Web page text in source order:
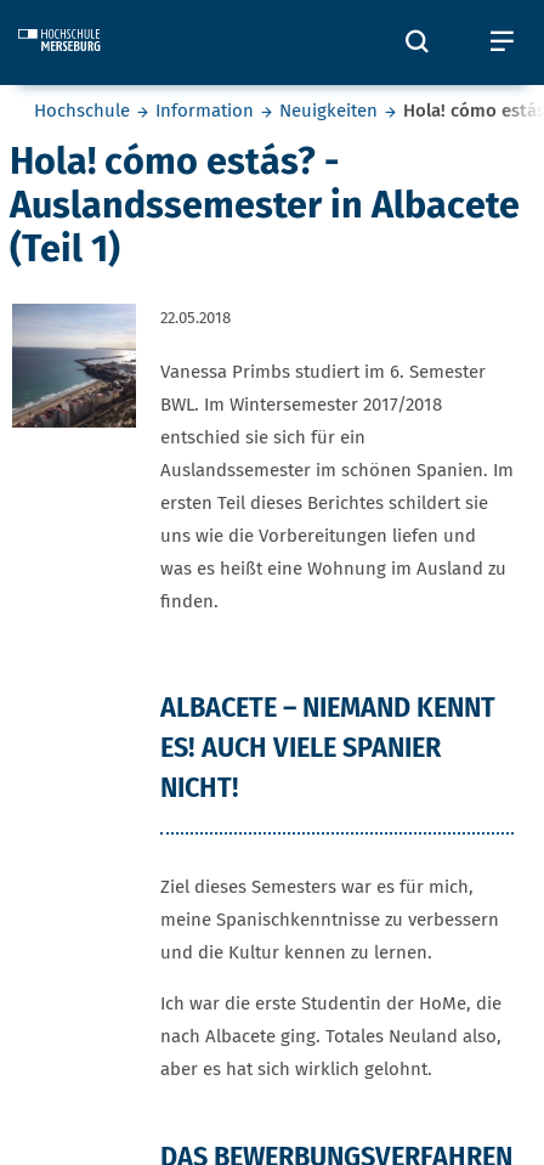
Öffnet
Sie befinden sich hier:
Hochschule Information Neuigkeiten Hola! cómo
Hola! cómo estás? -
Auslandssemester in Albacete
(Teil 1)
22.05.2018
Vanessa Primbs studiert im 6. Semester
BWL. Im Wintersemester 2017/2018
entschied sie sich für ein
Auslandssemester im schönen Spanien. Im
ersten Teil dieses Berichtes schildert sie
uns wie die Vorbereitungen liefen und
was es heißt eine Wohnung im Ausland zu
finden.
ALBACETE – NIEMAND KENNT
ES! AUCH VIELE SPANIER
NICHT!
Ziel dieses Semesters war es für mich,
meine Spanischkenntnisse zu verbessern
und die Kultur kennen zu lernen.
Ich war die erste Studentin der HoMe, die
nach Albacete ging. Totales Neuland also,
aber es hat sich wirklich gelohnt.
DAS BEWERBUNGSVERFAHREN